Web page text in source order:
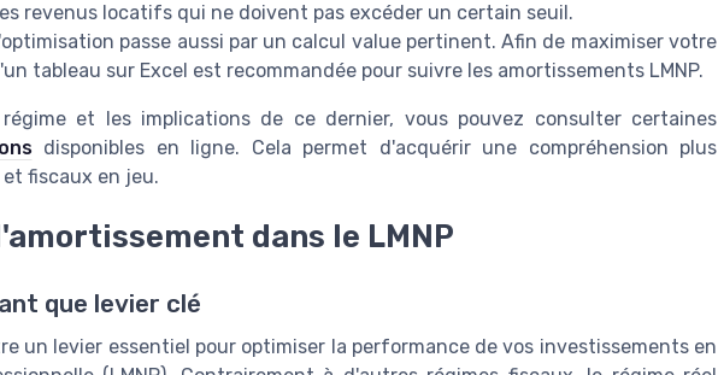
revenus locatifs qui ne doivent pas excéder un certain seuil.
passe aussi par un calcul value pertinent. Afin de maximiser votre
tableau sur Excel est recommandée pour suivre les amortissements LMNP.
et les implications de ce dernier, vous pouvez consulter certaines
disponibles en ligne. Cela permet d'acquérir une compréhension plus
fiscaux en jeu.
dans le LMNP
que levier clé
un levier essentiel pour optimiser la performance de vos investissements en